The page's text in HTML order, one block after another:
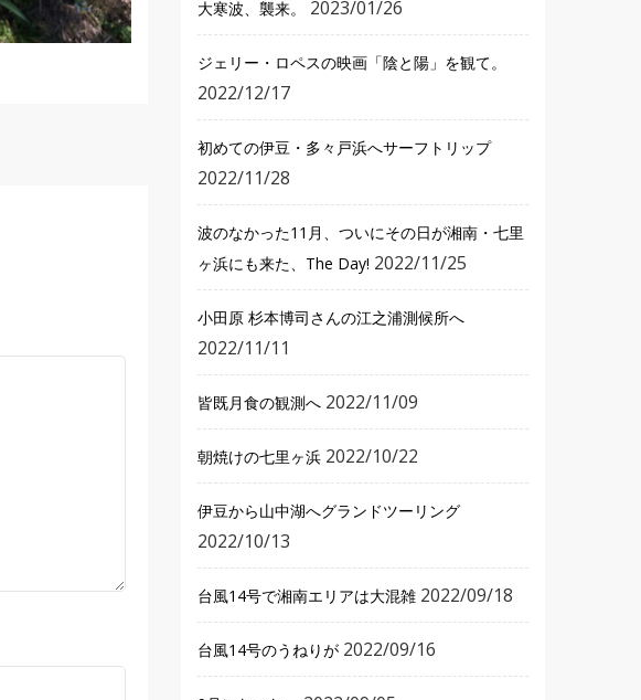
大寒波、襲来。 2023/01/26
ジェリー・ロペスの映画「陰と陽」を観て。
2022/12/17
初めての伊豆・多々戸浜へサーフトリップ
2022/11/28
波のなかった11月、ついにその日が湘南・七里
ヶ浜にも来た、The Day! 2022/11/25
小田原 杉本博司さんの江之浦測候所へ
2022/11/11
皆既月食の観測へ 2022/11/09
朝焼けの七里ヶ浜 2022/10/22
伊豆から山中湖へグランドツーリング
2022/10/13
台風14号で湘南エリアは大混雑 2022/09/18
台風14号のうねりが 2022/09/16